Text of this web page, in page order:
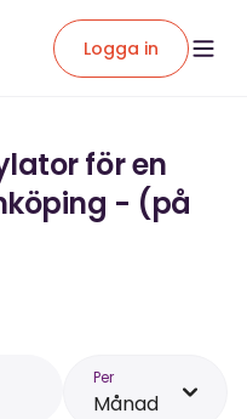
Logga in
för en
- (på
Per
Månad